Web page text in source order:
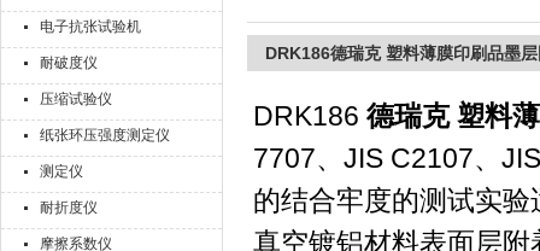
电子抗张试验机
耐破度仪
压缩试验仪
纸张环压强度测定仪
测定仪
耐折度仪
摩擦系数仪
DRK186德瑞克 塑料薄膜印刷品墨
DRK186 德瑞克 塑料
7707、JIS C2107、
的结合牢度的测试实
真空镀铝材料表面层